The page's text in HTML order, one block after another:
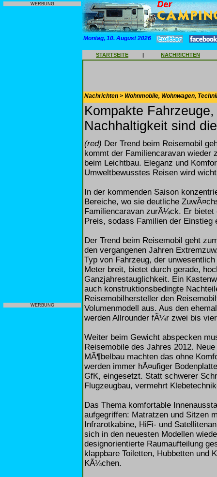
WERBUNG
WERBUNG
Montag, 10. August 2026
STARTSEITE | NACHRICHTEN
Nachrichten > Wohnmobile, Wohnwagen,
Kompakte
Nachhaltigkeit sind
(red) Der Trend beim Reisemobil
kommt der Familiencaravan
beim Leichtbau. Eleganz und
Umweltbewusstes Reisen wird
In der kommenden Saison
Bereiche, wo sie deutliche
Familiencaravan zurÃ¼ck. Er bietet
Preis, sodass Familien der Einstieg
Der Trend beim Reisemobil geht
den vergangenen Jahren
Typ von Fahrzeug, der
Meter breit, bietet durch gerade,
Ganzjahrestauglichkeit. Ein
auch konstruktionsbedingte
Reisemobilhersteller den
Volumenmodell aus. Aus den
werden Allrounder fÃ¼r zwei bis
Weiter beim Gewicht abspecken
Reisemobile des Jahres 2012.
MÃ¶belbau machten das ohne
werden immer hÃ¤ufiger
GfK, eingesetzt. Statt schwerer
Flugzeugbau, vermehrt
Das Thema komfortable
aufgegriffen: Matratzen und Sitzen
Infrarotkabine, HiFi- und
sich in den neuesten Modellen
designorientierte Raumaufteilung
klappbare Toiletten, Hubbetten und
KÃ¼chen.